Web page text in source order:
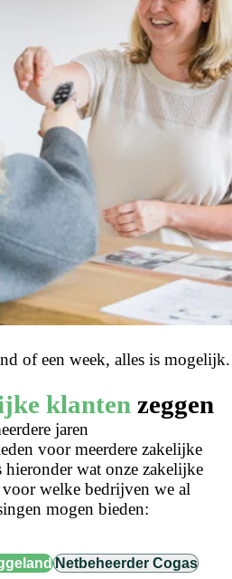
of een week, alles is mogelijk.
klanten zeggen
jaren
voor meerdere zakelijke
wat onze zakelijke
welke bedrijven we al
mogen bieden:
Netbeheerder Cogas